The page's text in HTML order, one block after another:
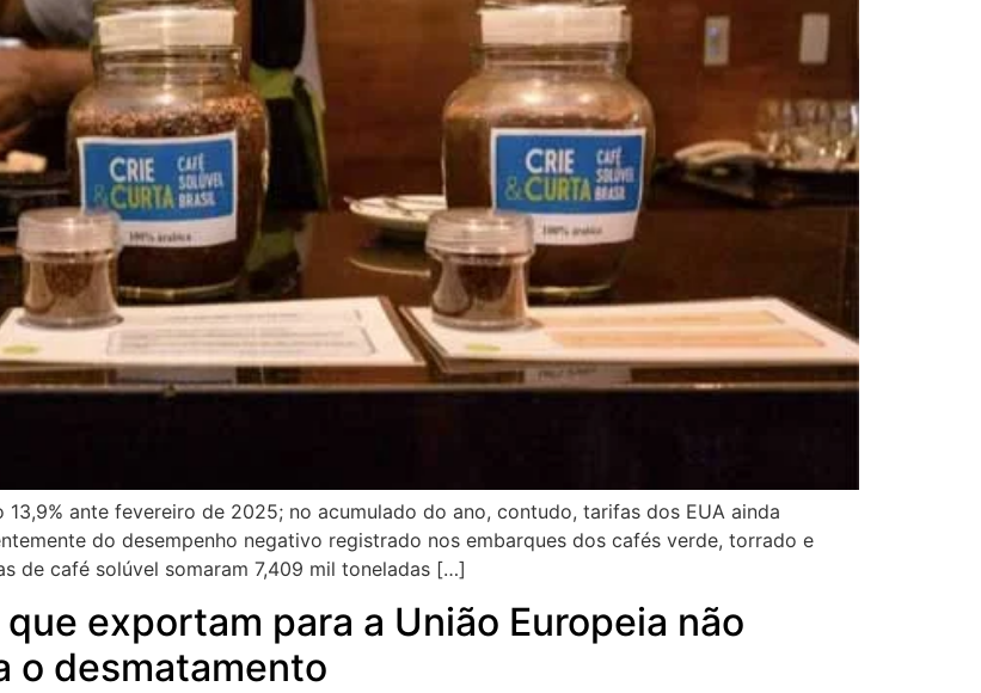
ante fevereiro de 2025; no acumulado do ano, contudo, tarifas dos EUA ainda
do desempenho negativo registrado nos embarques dos cafés verde, torrado e
de café solúvel somaram 7,409 mil toneladas […]
exportam para a União Europeia não
o desmatamento